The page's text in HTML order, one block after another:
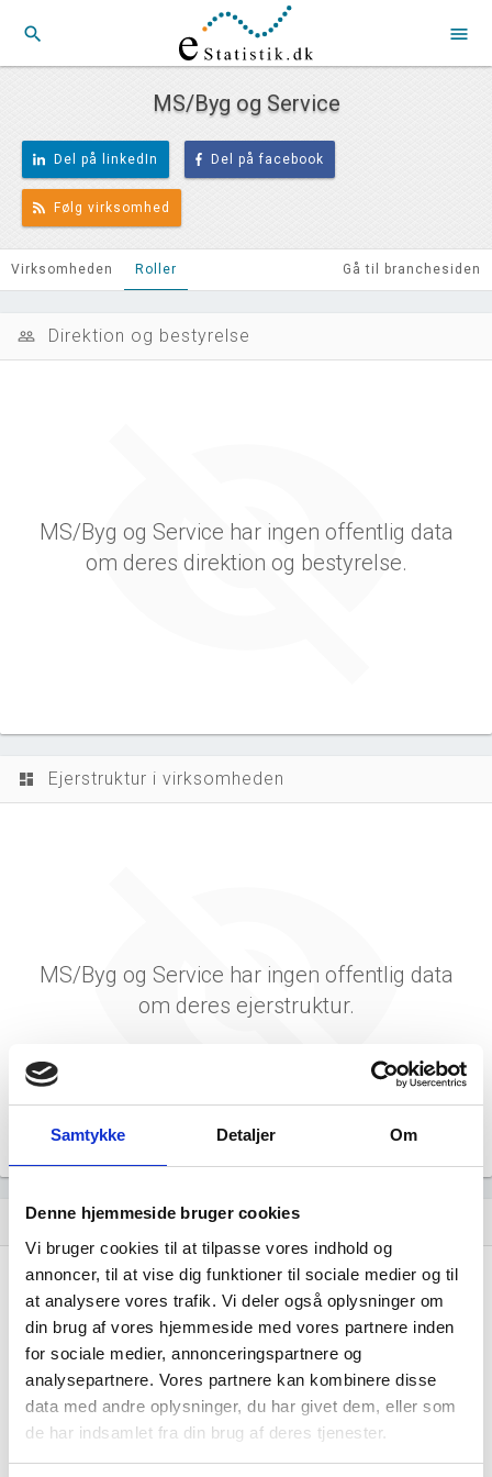
Samtykke Detaljer Om
Denne hjemmeside bruger cookies
Vi bruger cookies til at tilpasse vores indhold og
annoncer, til at vise dig funktioner til sociale medier og til
at analysere vores trafik. Vi deler også oplysninger om
din brug af vores hjemmeside med vores partnere inden
for sociale medier, annonceringspartnere og
analysepartnere. Vores partnere kan kombinere disse
data med andre oplysninger, du har givet dem, eller som
de har indsamlet fra din brug af deres tjenester.
search menu
MS/Byg og Service
Del på linkedIn Del på facebook
Følg virksomhed
Virksomheden Roller Gå til branchesiden
people_outline Direktion og bestyrelse
MS/Byg og Service har ingen offentlig data
om deres direktion og bestyrelse.
dashboard Ejerstruktur i virksomheden
MS/Byg og Service har ingen offentlig data
om deres ejerstruktur.
dashboard Virksomhedens datterselskaber
MS/Byg og Service har ingen
datterselskaber.